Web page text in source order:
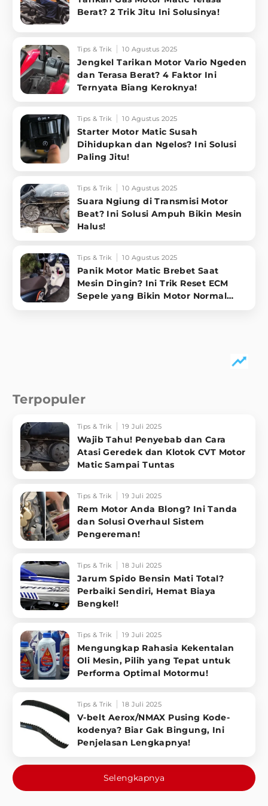
Berat? 2 Trik Jitu Ini Solusinya!
Tips & Trik 10 Agustus 2025
Jengkel Tarikan Motor Vario Ngeden
dan Terasa Berat? 4 Faktor Ini
Ternyata Biang Keroknya!
Tips & Trik 10 Agustus 2025
Starter Motor Matic Susah
Dihidupkan dan Ngelos? Ini Solusi
Paling Jitu!
Tips & Trik 10 Agustus 2025
Suara Ngiung di Transmisi Motor
Beat? Ini Solusi Ampuh Bikin Mesin
Halus!
Tips & Trik 10 Agustus 2025
Panik Motor Matic Brebet Saat
Mesin Dingin? Ini Trik Reset ECM
Sepele yang Bikin Motor Normal
Terpopuler
Tips & Trik 19 Juli 2025
Wajib Tahu! Penyebab dan Cara
Atasi Geredek dan Klotok CVT Motor
Matic Sampai Tuntas
Tips & Trik 19 Juli 2025
Rem Motor Anda Blong? Ini Tanda
dan Solusi Overhaul Sistem
Pengereman!
Tips & Trik 18 Juli 2025
Jarum Spido Bensin Mati Total?
Perbaiki Sendiri, Hemat Biaya
Bengkel!
Tips & Trik 19 Juli 2025
Mengungkap Rahasia Kekentalan
Oli Mesin, Pilih yang Tepat untuk
Performa Optimal Motormu!
Tips & Trik 18 Juli 2025
V-belt Aerox/NMAX Pusing Kode-
kodenya? Biar Gak Bingung, Ini
Penjelasan Lengkapnya!
Selengkapnya